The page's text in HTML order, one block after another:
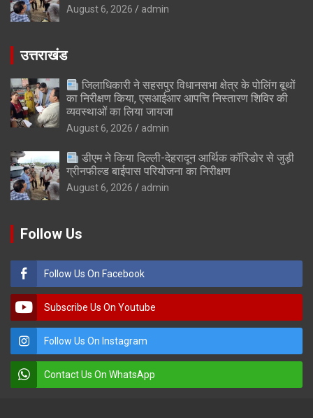
August 6, 2026 admin
उत्तराखंड
जिलाधिकारी ने सहसपुर विधानसभा क्षेत्र के पोलिंग बूथों
का निरीक्षण किया, एसआईआर आपत्ति निस्तारण शिविर की
व्यवस्थाओं का लिया जायजा
August 6, 2026 admin
डीएम ने किया दिल्ली-देहरादून आर्थिक कॉरिडोर से जुड़ी
ग्रीनफील्ड बाईपास परियोजना का निरीक्षण
August 6, 2026 admin
Follow Us
Follow Us On Facebook
Subscribe Us On Youtube
Follow Us On Instagram
Contact Us On WhatsApp